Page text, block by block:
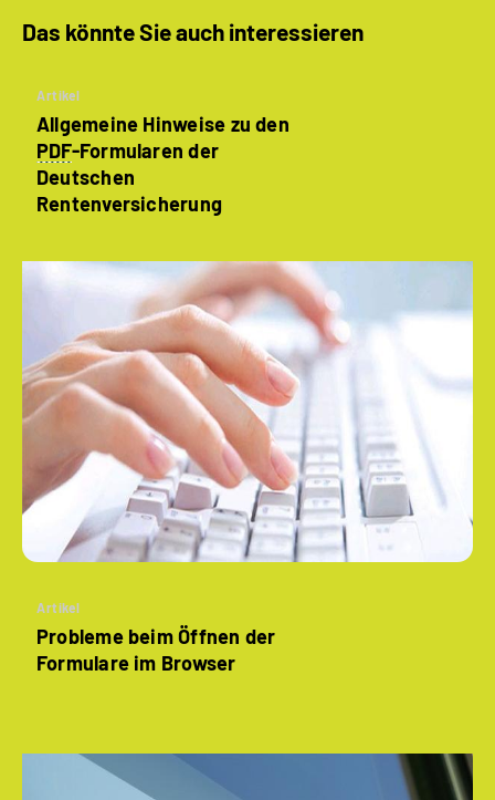
Das könnte Sie auch interessieren
Artikel
Allgemeine Hinweise zu den
PDF-Formularen der
Deutschen
Rentenversicherung
Artikel
Probleme beim Öffnen der
Formulare im Browser